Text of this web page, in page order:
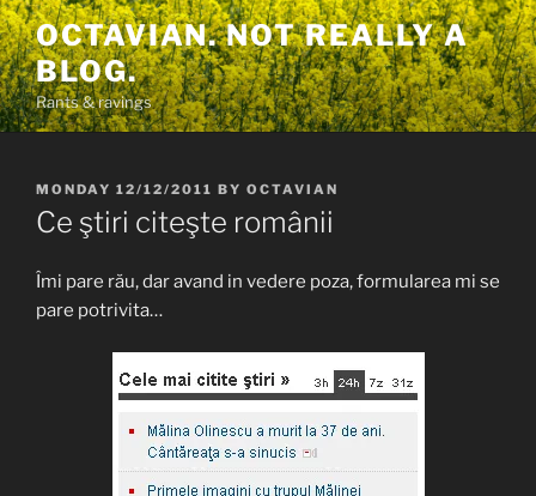
Skip
to
content
OCTAVIAN. NOT REALLY A
BLOG.
Rants & ravings
POSTED
ON
MONDAY 12/12/2011 BY OCTAVIAN
Ce ştiri citeşte românii
Îmi pare rău, dar avand in vedere poza, formularea mi se
pare potrivita…